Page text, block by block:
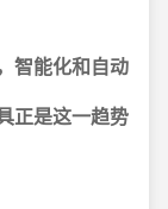
智能化和自动
正是这一趋势